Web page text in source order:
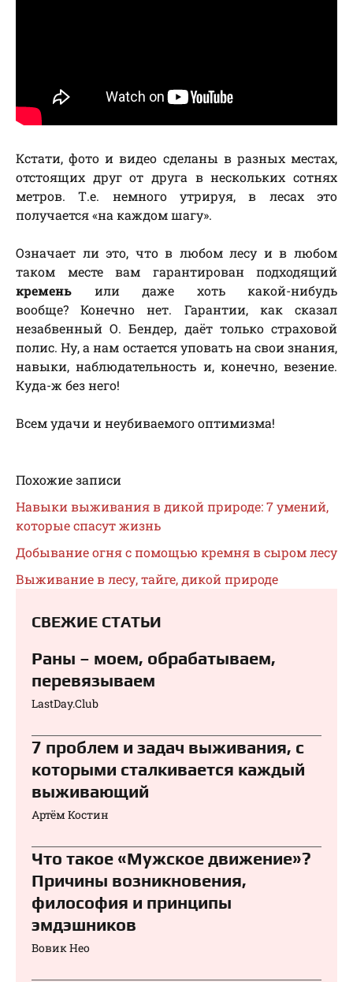
Кстати, фото и видео сделаны в разных местах,
отстоящих друг от друга в нескольких сотнях
метров. Т.е. немного утрируя, в лесах это
получается «на каждом шагу».
Означает ли это, что в любом лесу и в любом
таком месте вам гарантирован подходящий
кремень или даже хоть какой-нибудь
вообще? Конечно нет. Гарантии, как сказал
незабвенный О. Бендер, даёт только страховой
полис. Ну, а нам остается уповать на свои знания,
навыки, наблюдательность и, конечно, везение.
Куда-ж без него!
Всем удачи и неубиваемого оптимизма!
Похожие записи
Навыки выживания в дикой природе: 7 умений,
которые спасут жизнь
Добывание огня с помощью кремня в сыром лесу
Выживание в лесу, тайге, дикой природе
СВЕЖИЕ СТАТЬИ
Раны – моем, обрабатываем,
перевязываем⁠⁠
LastDay.Club
7 проблем и задач выживания, с
которыми сталкивается каждый
выживающий
Артём Костин
Что такое «Мужское движение»?
Причины возникновения,
философия и принципы
эмдэшников
Вовик Нео